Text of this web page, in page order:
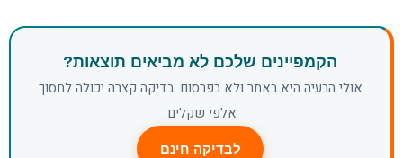
הקמפיינים שלכם לא מביאים תוצאות?
אולי הבעיה היא באתר ולא בפרסום. בדיקה קצרה יכולה לחסוך
אלפי שקלים.
לבדיקה חינם